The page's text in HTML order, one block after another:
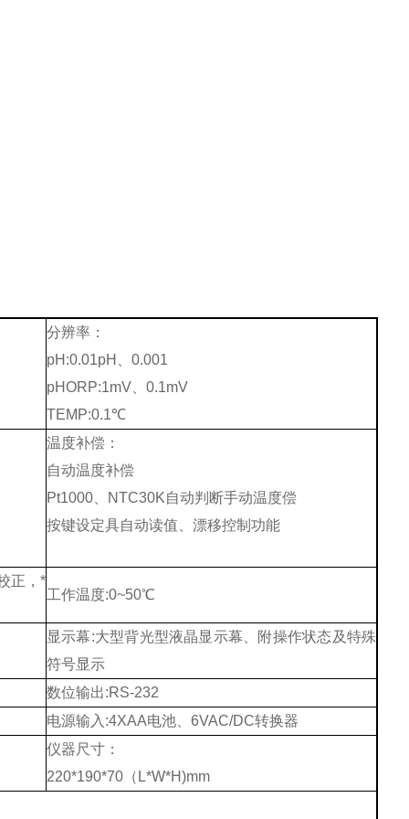
分辨率：
pH:0.01pH、 0.001
pHORP:1mV、 0.1mV
TEMP:0.1℃
温度补偿：
自动温度补偿
Pt1000
NTC30K自动判断手动温度偿
按键设定具自动读值、漂移控制功能
正，*
工作温度:0~50℃
显示幕:大型背光型液晶显示幕、附操作状态及特殊
符号显示
数位输出:RS-232
电源输入:4XAA电池、 6VAC/DC转换器
仪器尺寸：
220*190*70 （ L*W*H)mm